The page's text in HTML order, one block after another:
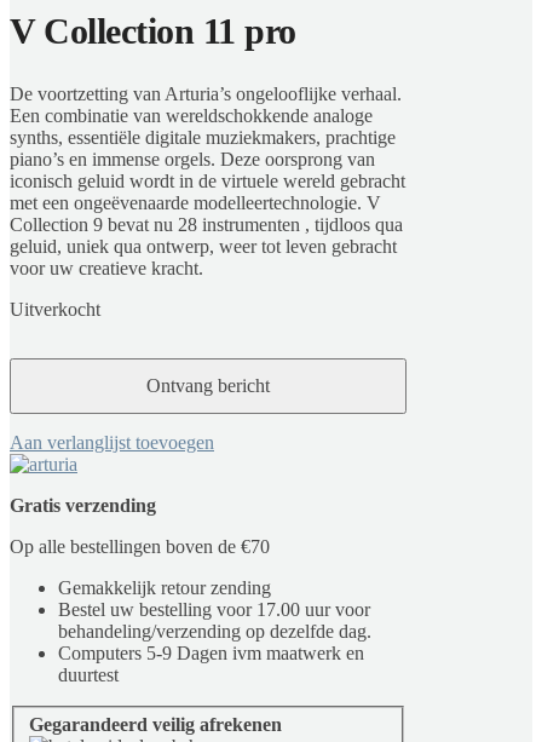
V Collection 11 pro
De voortzetting van Arturia’s ongelooflijke verhaal.
Een combinatie van wereldschokkende analoge
synths, essentiële digitale muziekmakers, prachtige
piano’s en immense orgels. Deze oorsprong van
iconisch geluid wordt in de virtuele wereld gebracht
met een ongeëvenaarde modelleertechnologie. V
Collection 9 bevat nu 28 instrumenten , tijdloos qua
geluid, uniek qua ontwerp, weer tot leven gebracht
voor uw creatieve kracht.
Uitverkocht
Aan verlanglijst toevoegen
Gratis verzending
Op alle bestellingen boven de €70
Gemakkelijk retour zending
Bestel uw bestelling voor 17.00 uur voor
behandeling/verzending op dezelfde dag.
Computers 5-9 Dagen ivm maatwerk en
duurtest
Gegarandeerd veilig afrekenen